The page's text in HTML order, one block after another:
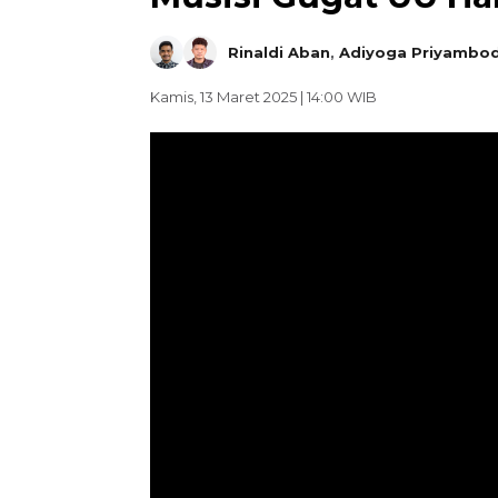
Rinaldi Aban, Adiyoga
Kamis, 13 Maret 2025 | 14:00 WIB